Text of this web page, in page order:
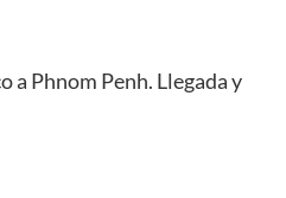
a Phnom Penh. Llegada y